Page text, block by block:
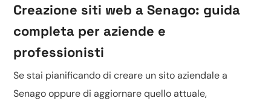
Creazione siti web a Senago: guida
completa per aziende e
professionisti
Se stai pianificando di creare un sito aziendale a
Senago oppure di aggiornare quello attuale,